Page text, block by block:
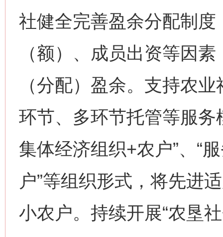
社健全完善盈余分配制
（额）、成员出资等因
（分配）盈余。支持农
环节、多环节托管等服务
集体经济组织+农户”、“
户”等组织形式，将先进
小农户。持续开展“农垦